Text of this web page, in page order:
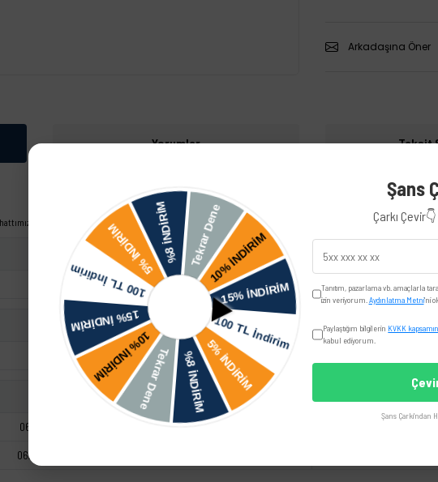
Arkadaşına Öner
Yorumlar Taksit
kontrol ettirmeniz tavsiye edilir.
Volkswagen
Passat
Skoda
UYUMLU OEM
06A906461L
06A906461LX
Şans
Çarkı
Tanıtım, pazarlama vb. amaçlarla
izin veriyorum. Aydınlatma Metni'ni
Paylaştığım bilgilerin KVKK
kabul ediyorum.
Şans Çarkı'ndan